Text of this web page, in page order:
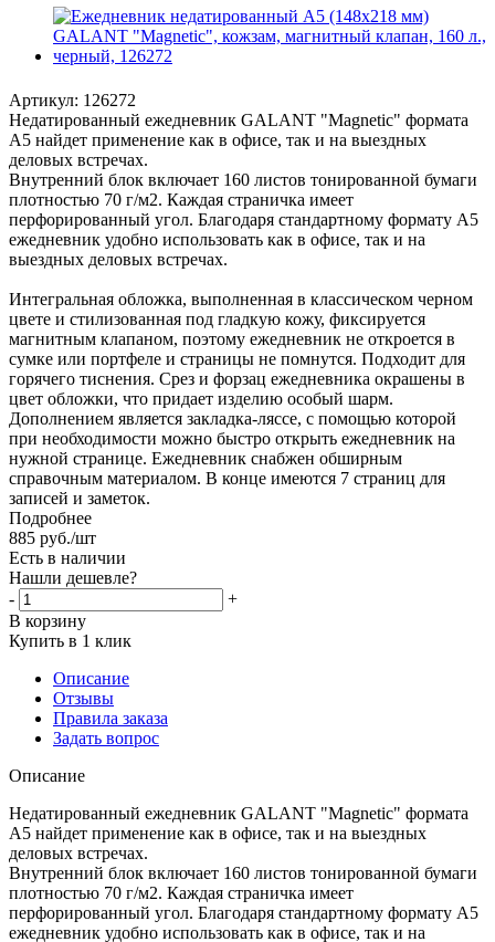
Артикул: 126272
Недатированный ежедневник GALANT "Magnetic" формата
А5 найдет применение как в офисе, так и на выездных
деловых встречах.
Внутренний блок включает 160 листов тонированной бумаги
плотностью 70 г/м2. Каждая страничка имеет
перфорированный угол. Благодаря стандартному формату А5
ежедневник удобно использовать как в офисе, так и на
выездных деловых встречах.
Интегральная обложка, выполненная в классическом черном
цвете и стилизованная под гладкую кожу, фиксируется
магнитным клапаном, поэтому ежедневник не откроется в
сумке или портфеле и страницы не помнутся. Подходит для
горячего тиснения. Срез и форзац ежедневника окрашены в
цвет обложки, что придает изделию особый шарм.
Дополнением является закладка-ляссе, с помощью которой
при необходимости можно быстро открыть ежедневник на
нужной странице. Ежедневник снабжен обширным
справочным материалом. В конце имеются 7 страниц для
записей и заметок.
Подробнее
885 руб./шт
Есть в наличии
Нашли дешевле?
-
+
В корзину
Купить в 1 клик
Описание
Отзывы
Правила заказа
Задать вопрос
Описание
Недатированный ежедневник GALANT "Magnetic" формата
А5 найдет применение как в офисе, так и на выездных
деловых встречах.
Внутренний блок включает 160 листов тонированной бумаги
плотностью 70 г/м2. Каждая страничка имеет
перфорированный угол. Благодаря стандартному формату А5
ежедневник удобно использовать как в офисе, так и на